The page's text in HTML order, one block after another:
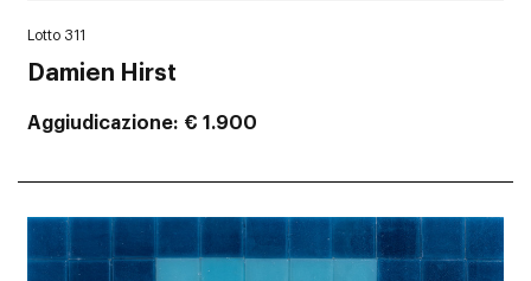
Lotto 311
Damien Hirst
Aggiudicazione € 1.900